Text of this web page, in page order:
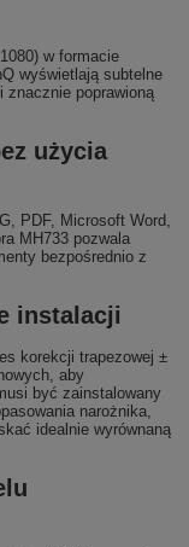
w formacie
wyświetlają subtelne
poprawioną
użycia
PDF, Microsoft Word,
MH733 pozwala
bezpośrednio z
instalacji
korekcji trapezowej ±
aby
być zainstalowany
narożnika,
idealnie wyrównaną